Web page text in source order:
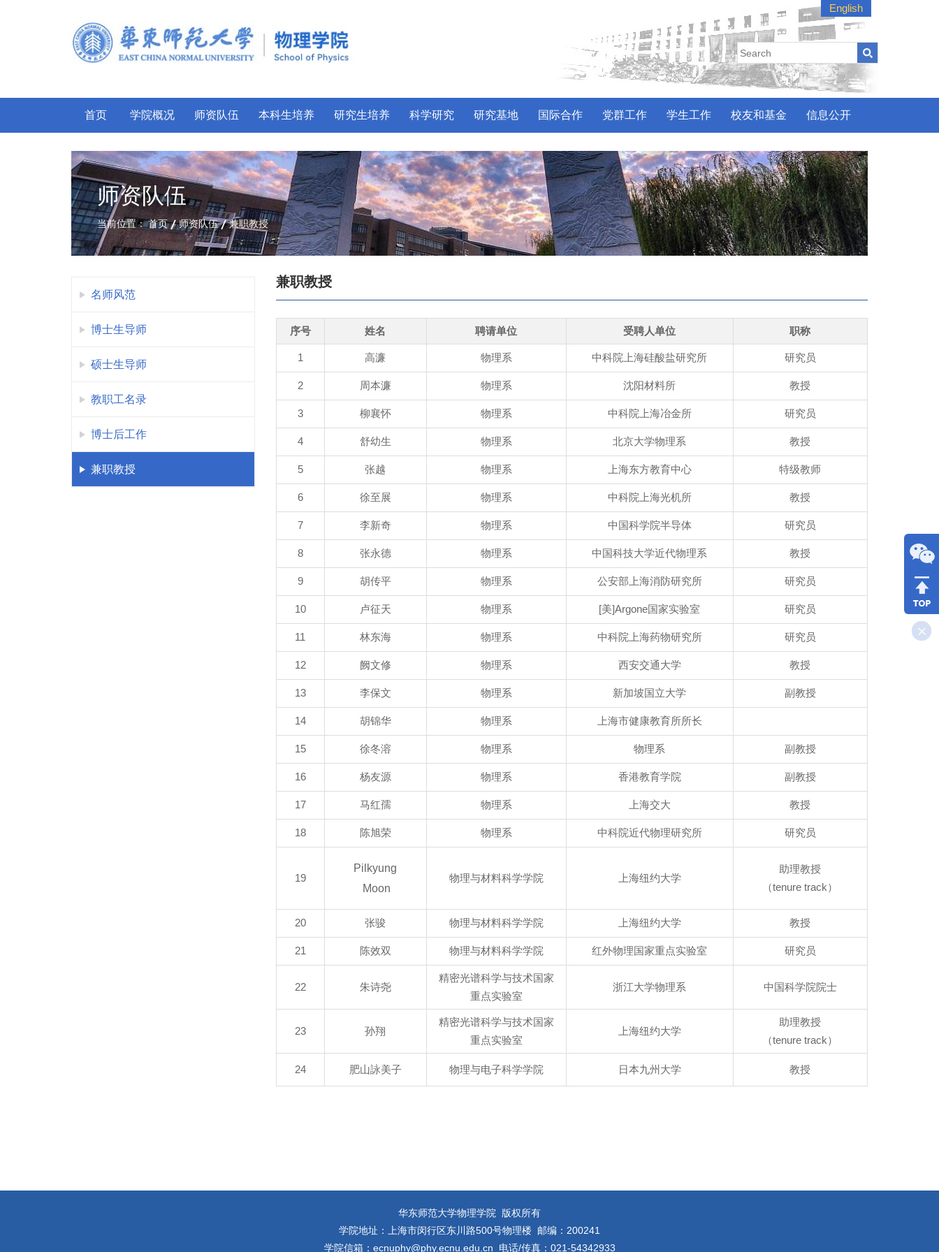
English
首页 学院概况 师资队伍 本科生培养 研究生培养 科学研究 研究基地 国际合作 党群工作 学生工作 校友和基金 信息公开
师资队伍
当前位置：首页 师资队伍 兼职教授
名师风范
博士生导师
硕士生导师
教职工名录
博士后工作
兼职教授
兼职教授
序号 姓名 聘请单位 受聘人单位 职称
1 高濂 物理系 中科院上海硅酸盐研究所 研究员
2 周本濂 物理系 沈阳材料所 教授
3 柳襄怀 物理系 中科院上海冶金所 研究员
4 舒幼生 物理系 北京大学物理系 教授
5 张越 物理系 上海东方教育中心 特级教师
6 徐至展 物理系 中科院上海光机所 教授
7 李新奇 物理系 中国科学院半导体 研究员
8 张永德 物理系 中国科技大学近代物理系 教授
9 胡传平 物理系 公安部上海消防研究所 研究员
10 卢征天 物理系 [美]Argone国家实验室 研究员
11 林东海 物理系 中科院上海药物研究所 研究员
12 阙文修 物理系 西安交通大学 教授
13 李保文 物理系 新加坡国立大学 副教授
14 胡锦华 物理系 上海市健康教育所所长
15 徐冬溶 物理系 物理系 副教授
16 杨友源 物理系 香港教育学院 副教授
17 马红孺 物理系 上海交大 教授
18 陈旭荣 物理系 中科院近代物理研究所 研究员
19
Pilkyung
Moon
物理与材料科学学院 上海纽约大学
助理教授
（tenure track）
20 张骏 物理与材料科学学院 上海纽约大学 教授
21 陈效双 物理与材料科学学院 红外物理国家重点实验室 研究员
22 朱诗尧
精密光谱科学与技术国家
重点实验室
浙江大学物理系 中国科学院院士
23 孙翔
精密光谱科学与技术国家
重点实验室
上海纽约大学
助理教授
（tenure track）
24 肥山詠美子 物理与电子科学学院 日本九州大学 教授
华东师范大学物理学院 版权所有
学院地址：上海市闵行区东川路500号物理楼 邮编：200241
学院信箱：ecnuphy@phy.ecnu.edu.cn 电话/传真：021-54342933